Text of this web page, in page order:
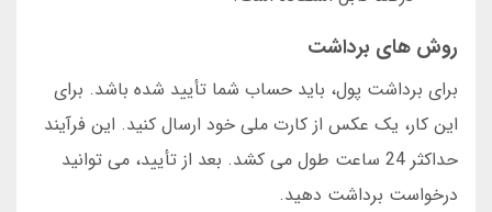
روش های برداشت
برای برداشت پول، باید حساب شما تأیید شده باشد. برای
این کار، یک عکس از کارت ملی خود ارسال کنید. این فرآیند
حداکثر 24 ساعت طول می کشد. بعد از تأیید، می توانید
درخواست برداشت دهید.